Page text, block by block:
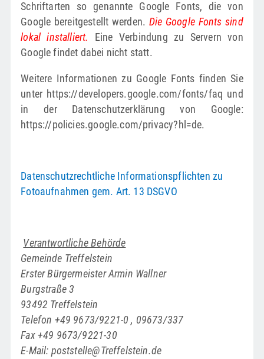
Schriftarten so genannte Google Fonts, die von
Google bereitgestellt werden. Die Google Fonts sind
lokal installiert.
Eine Verbindung zu Servern von
Google findet dabei nicht statt.
Weitere Informationen zu Google Fonts finden Sie
unter https://developers.google.com/fonts/faq und
in der Datenschutzerklärung von Google:
https://policies.google.com/privacy?hl=de.
Datenschutzrechtliche Informationspflichten zu
Fotoaufnahmen gem. Art. 13 DSGVO
Verantwortliche Behörde
Gemeinde Treffelstein
Erster Bürgermeister Armin Wallner
Burgstraße 3
93492 Treffelstein
Telefon +49 9673/9221-0 , 09673/337
Fax +49 9673/9221-30
E-Mail: poststelle@Treffelstein.de